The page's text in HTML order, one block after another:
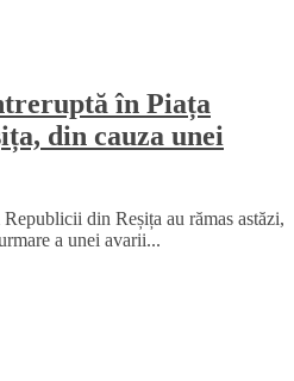
în Piața
din cauza unei
din Reșița au rămas astăzi,
a unei avarii...